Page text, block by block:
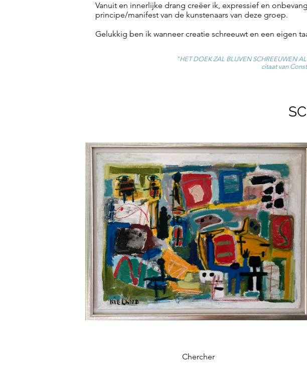
Vanuit en innerlijke drang creëer ik, expressief en
principe/manifest van de kunstenaars van deze groep.
Gelukkig ben ik wanneer creatie schreeuwt en een eigen
"HET DOEK ZAL BLIJVEN SCHREEUWEN
citaat van
Chercher